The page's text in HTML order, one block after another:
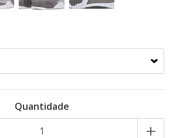
Quantidade
+